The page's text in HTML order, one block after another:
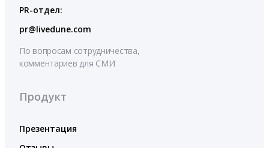
PR-отдел:
pr@livedune.com
По вопросам сотрудничества,
комментариев для СМИ
Продукт
Презентация